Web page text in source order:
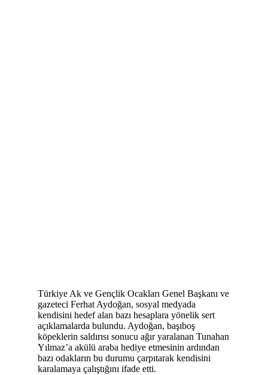
Türkiye Ak ve Gençlik Ocakları Genel Başkanı ve
gazeteci Ferhat Aydoğan, sosyal medyada
kendisini hedef alan bazı hesaplara yönelik sert
açıklamalarda bulundu. Aydoğan, başıboş
köpeklerin saldırısı sonucu ağır yaralanan Tunahan
Yılmaz’a akülü araba hediye etmesinin ardından
bazı odakların bu durumu çarpıtarak kendisini
karalamaya çalıştığını ifade etti.